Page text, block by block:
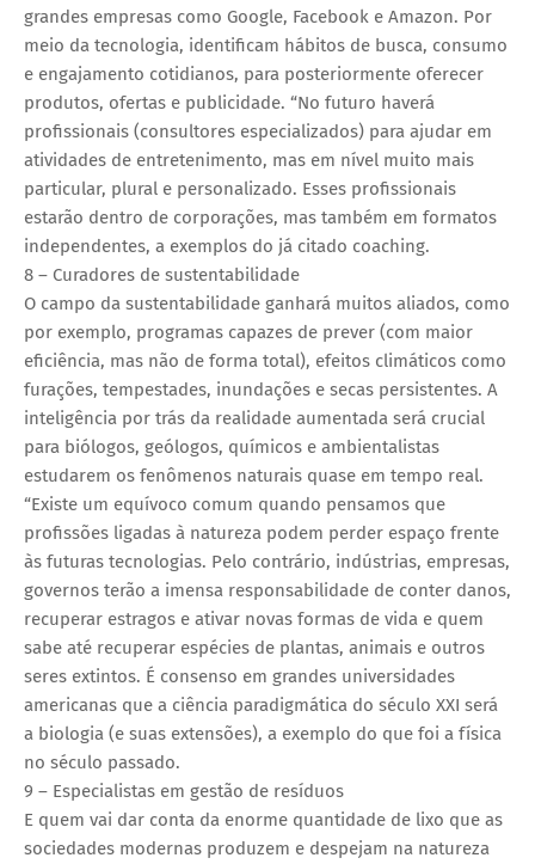
grandes empresas como Google, Facebook e Amazon. Por
meio da tecnologia, identificam hábitos de busca, consumo
e engajamento cotidianos, para posteriormente oferecer
produtos, ofertas e publicidade. “No futuro haverá
profissionais (consultores especializados) para ajudar em
atividades de entretenimento, mas em nível muito mais
particular, plural e personalizado. Esses profissionais
estarão dentro de corporações, mas também em formatos
independentes, a exemplos do já citado coaching.
8 – Curadores de sustentabilidade
O campo da sustentabilidade ganhará muitos aliados, como
por exemplo, programas capazes de prever (com maior
eficiência, mas não de forma total), efeitos climáticos como
furações, tempestades, inundações e secas persistentes. A
inteligência por trás da realidade aumentada será crucial
para biólogos, geólogos, químicos e ambientalistas
estudarem os fenômenos naturais quase em tempo real.
“Existe um equívoco comum quando pensamos que
profissões ligadas à natureza podem perder espaço frente
às futuras tecnologias. Pelo contrário, indústrias, empresas,
governos terão a imensa responsabilidade de conter danos,
recuperar estragos e ativar novas formas de vida e quem
sabe até recuperar espécies de plantas, animais e outros
seres extintos. É consenso em grandes universidades
americanas que a ciência paradigmática do século XXI será
a biologia (e suas extensões), a exemplo do que foi a física
no século passado.
9 – Especialistas em gestão de resíduos
E quem vai dar conta da enorme quantidade de lixo que as
sociedades modernas produzem e despejam na natureza